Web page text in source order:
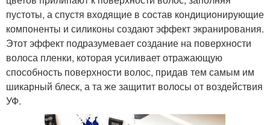
пустоты, а спустя входящие в состав кондиционирующие
компоненты и силиконы создают эффект экранирования.
Этот эффект подразумевает создание на поверхности
волоса пленки, которая усиливает отражающую
способность поверхности волос, придав тем самым им
шикарный блеск, а та же защитит волосы от воздействия
УФ.